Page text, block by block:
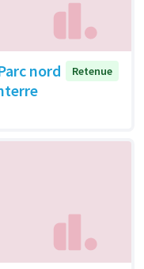
nord
Retenue